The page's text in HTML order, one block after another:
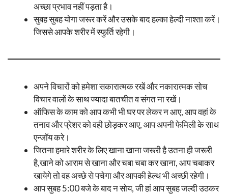
अच्छा प्रभाव नहीं पड़ता है।
सुबह सुबह योगा जरूर करें और उसके बाद हल्का हेल्दी नाश्ता करें।
जिससे आपके शरीर में स्फुर्ति रहेगी।
अपने विचारों को हमेशा सकारात्मक रखें और नकारात्मक सोच
विचार वालों के साथ ज्यादा बातचीत व संगत ना रखें।
ऑफिस के काम को आप कभी भी घर पर लेकर न आए, आप वहां के
तनाव और प्रेशर को वही छोड़कर आए, आप अपनी फेमिली के साथ
एन्जॉय करे।
जितना हमारे शरीर के लिए खाना खाना जरूरी है उतना ही जरूरी
है,खाने को आराम से खाना और चबा चबा कर खाना, आप चबाकर
खायेगे तो वह अच्छे से पचेगा और आपकी हेल्थ भी अच्छी रहेगी।
आप सुबह 5:00 बजे के बाद न सोय, जी हां आप सुबह जल्दी उठकर